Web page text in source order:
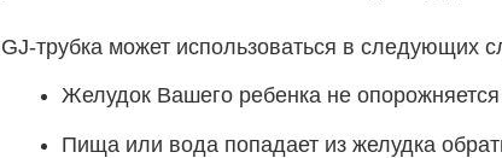
GJ-трубка может использоваться в следующих
Желудок Вашего ребенка не
Пища или вода попадает из желудка